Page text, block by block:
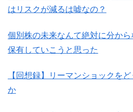
はリスクが減るは嘘なの？
個別株の未来なんて絶対に分か
保有していこうと思った
【回想録】リーマンショックを
か